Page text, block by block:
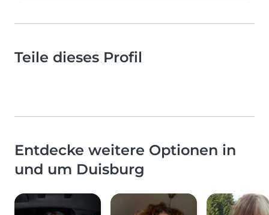
Teile dieses Profil
Entdecke weitere Optionen in
und um Duisburg